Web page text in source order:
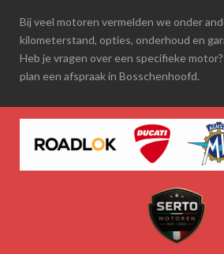
Bij veel motoren vermelden we onder
kilometerstand, opties, onderhoud en
Heb je vragen over een specifieke
plan een afspraak in Bosschenhoofd.